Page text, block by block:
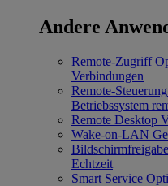
Andere
Remote-Zugriff
Verbindungen
Remote-Steuerung
Betriebssystem
Remote Desktop
Wake-on-LAN
Bildschirmfreigabe
Echtzeit
Smart Service